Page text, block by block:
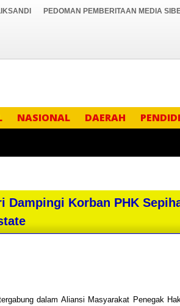
PEDOMAN PEMBERITAAN MEDIA
NASIONAL DAERAH
Dampingi Korban PHK
dalam Aliansi Masyarakat Penegak